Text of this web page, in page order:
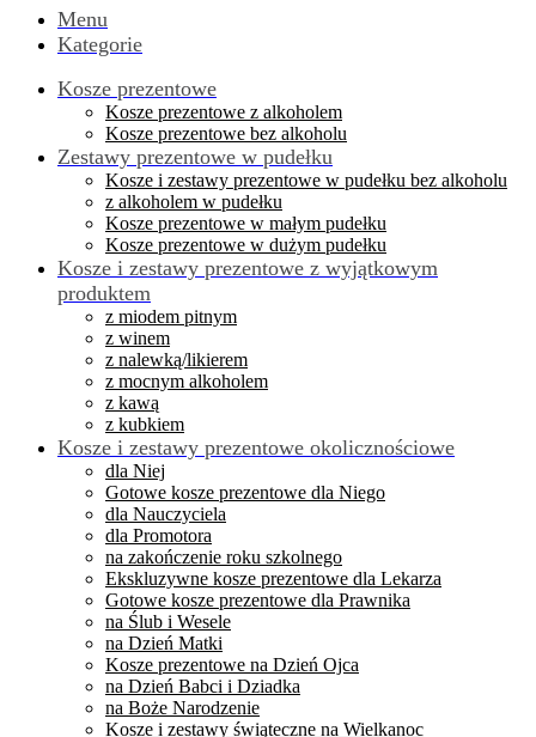
Menu
Kategorie
Kosze prezentowe
Kosze prezentowe z alkoholem
Kosze prezentowe bez alkoholu
Zestawy prezentowe w pudełku
Kosze i zestawy prezentowe w pudełku bez alkoholu
z alkoholem w pudełku
Kosze prezentowe w małym pudełku
Kosze prezentowe w dużym pudełku
Kosze i zestawy prezentowe z wyjątkowym
produktem
z miodem pitnym
z winem
z nalewką/likierem
z mocnym alkoholem
z kawą
z kubkiem
Kosze i zestawy prezentowe okolicznościowe
dla Niej
Gotowe kosze prezentowe dla Niego
dla Nauczyciela
dla Promotora
na zakończenie roku szkolnego
Ekskluzywne kosze prezentowe dla Lekarza
Gotowe kosze prezentowe dla Prawnika
na Ślub i Wesele
na Dzień Matki
Kosze prezentowe na Dzień Ojca
na Dzień Babci i Dziadka
na Boże Narodzenie
Kosze i zestawy świąteczne na Wielkanoc